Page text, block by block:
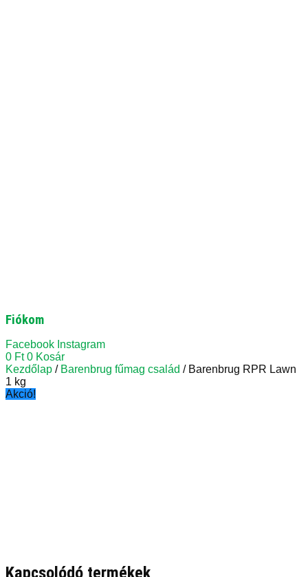
Fiókom
Facebook Instagram
0 Ft 0 Kosár
Kezdőlap / Barenbrug fűmag család / Barenbrug RPR Lawn
1 kg
Akció!
Kapcsolódó termékek